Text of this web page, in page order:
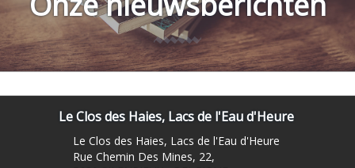
Le Clos des Haies, Lacs de l'Eau d'Heure
Le Clos des Haies, Lacs de l'Eau d'Heure
Rue Chemin Des Mines, 22,